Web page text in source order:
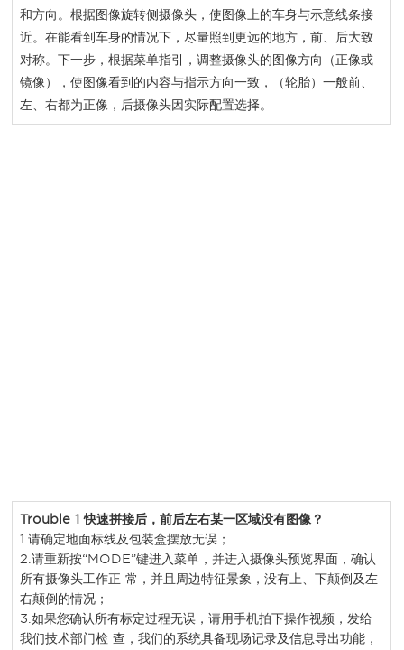
和方向。根据图像旋转侧摄像头，使图像上的车身与示意线条接
近。在能看到车身的情况下，尽量照到更远的地方，前、后大致
对称。下一步，根据菜单指引，调整摄像头的图像方向（正像或
镜像），使图像看到的内容与指示方向一致，（轮胎）一般前、
左、右都为正像，后摄像头因实际配置选择。
Trouble 1快速拼接后，前后左右某一区域没有图像？
1.请确定地面标线及包装盒摆放无误；
2.请重新按“MODE”键进入菜单，并进入摄像头预览界面，确认
所有摄像头工作正 常，并且周边特征景象，没有上、下颠倒及左
右颠倒的情况；
3.如果您确认所有标定过程无误，请用手机拍下操作视频，发给
我们技术部门检 查，我们的系统具备现场记录及信息导出功能，